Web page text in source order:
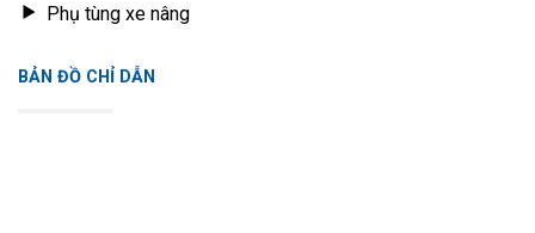
Phụ tùng xe nâng
BẢN ĐỒ CHỈ DẪN